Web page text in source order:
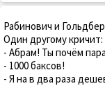
Рабинович и
Один другому кричит:
- Абрам! Ты почём
- 1000 баксов!
- Я на в два раза